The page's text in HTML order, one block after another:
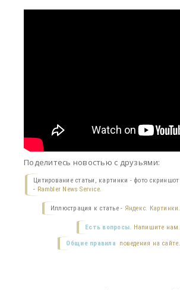
Поделитесь новостью с друзьями:
Цитирование статьи, картинки - фото скриншот
- Rambler News Service.
Иллюстрация к статье - Яндекс. Картинки.
Есть вопросы. Напишите нам.
Общие правила поведения на сайте.